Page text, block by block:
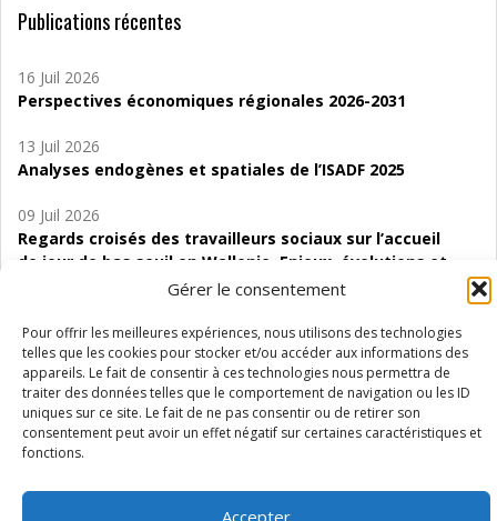
Gérer le consentement
Pour offrir les meilleures expériences, nous utilisons des technologies
telles que les cookies pour stocker et/ou accéder aux informations des
appareils. Le fait de consentir à ces technologies nous permettra de
traiter des données telles que le comportement de navigation ou les ID
uniques sur ce site. Le fait de ne pas consentir ou de retirer son
consentement peut avoir un effet négatif sur certaines caractéristiques et
fonctions.
Accepter
Publications récentes
16 Juil 2026
Perspectives économiques régionales 2026-2031
13 Juil 2026
Analyses endogènes et spatiales de l’ISADF 2025
09 Juil 2026
Regards croisés des travailleurs sociaux sur l’accueil
de jour de bas seuil en Wallonie. Enjeux, évolutions et
06 Juil 2026
Étude d’évaluabilité des Structures
d’accompagnement à l’autocréation d’emploi (SAACE)
01 Juil 2026
Pénurie du personnel infirmier :quels indicateurs
Wallonie ?